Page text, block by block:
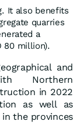
It also benefits
quarries
a
80 million).
and
Northern
in 2022
as well as
the provinces